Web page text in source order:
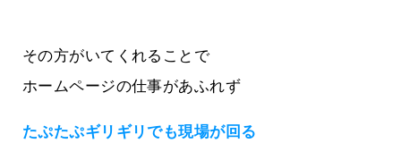
その方がいてくれることで
ホームページの仕事があふれず
たぷたぷギリギリでも現場が回る